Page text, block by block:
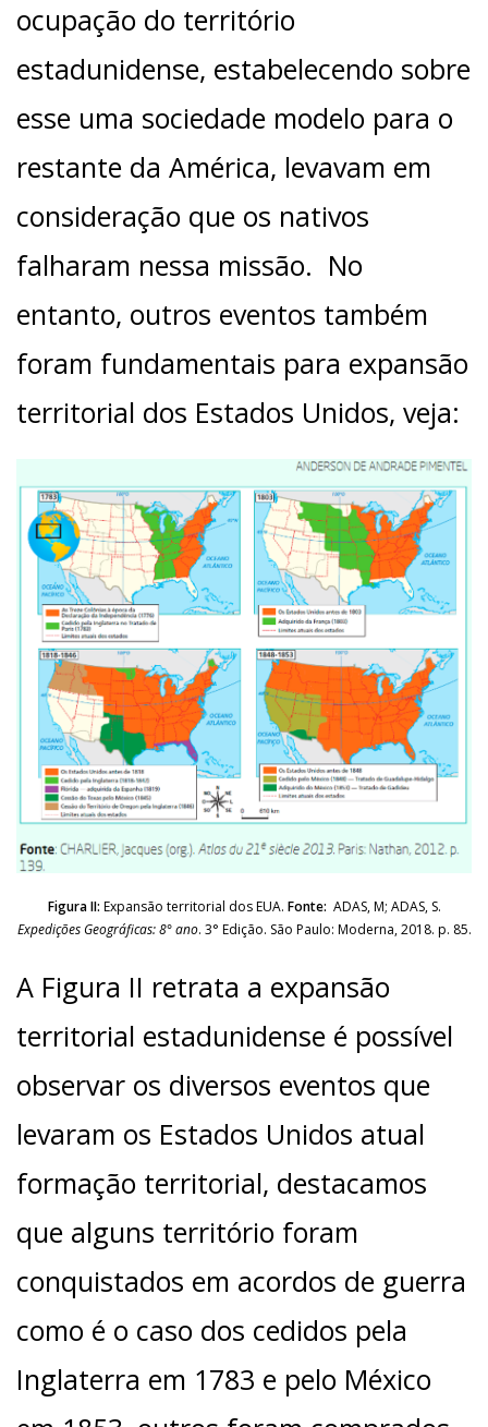
ocupação do território
estadunidense, estabelecendo sobre
esse uma sociedade modelo para o
restante da América, levavam em
consideração que os nativos
falharam nessa missão. No
entanto, outros eventos também
foram fundamentais para expansão
territorial dos Estados Unidos, veja:
Figura II: Expansão territorial dos EUA. Fonte: ADAS, M; ADAS, S.
Expedições Geográficas: 8° ano. 3° Edição. São Paulo: Moderna, 2018. p. 85.
A Figura II retrata a expansão
territorial estadunidense é possível
observar os diversos eventos que
levaram os Estados Unidos atual
formação territorial, destacamos
que alguns território foram
conquistados em acordos de guerra
como é o caso dos cedidos pela
Inglaterra em 1783 e pelo México